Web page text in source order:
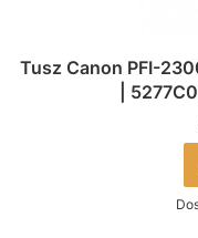
Tusz Canon PFI-